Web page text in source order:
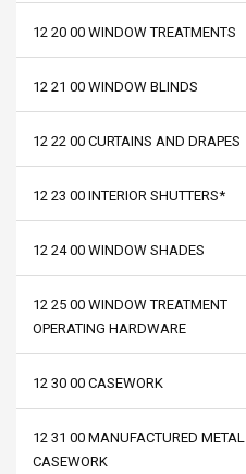
12 20 00 WINDOW TREATMENTS
12 21 00 WINDOW BLINDS
12 22 00 CURTAINS AND DRAPES
12 23 00 INTERIOR SHUTTERS*
12 24 00 WINDOW SHADES
12 25 00 WINDOW TREATMENT
OPERATING HARDWARE
12 30 00 CASEWORK
12 31 00 MANUFACTURED METAL
CASEWORK